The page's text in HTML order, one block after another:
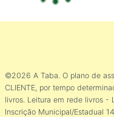
©2026 A Taba. O plano de
CLIENTE, por tempo
livros. Leitura em rede livros -
Inscrição Municipal/Estadual